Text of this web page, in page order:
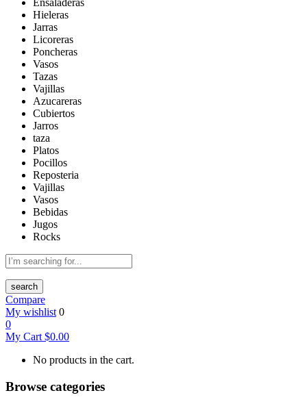
Hieleras
Jarras
Licoreras
Poncheras
Vasos
Tazas
Vajillas
Azucareras
Cubiertos
Jarros
taza
Platos
Pocillos
Reposteria
Vajillas
Vasos
Bebidas
Jugos
Rocks
search
Compare
My wishlist 0
0
My Cart $0.00
No products in the cart.
Browse categories